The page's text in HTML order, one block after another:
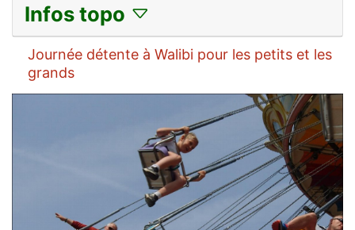
Infos topo
Journée détente à Walibi pour les petits et les
grands